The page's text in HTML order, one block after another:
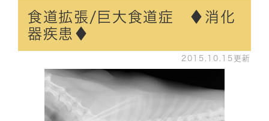
食道拡張/巨大食道症 ♦消化
器疾患♦
2015.10.15更新